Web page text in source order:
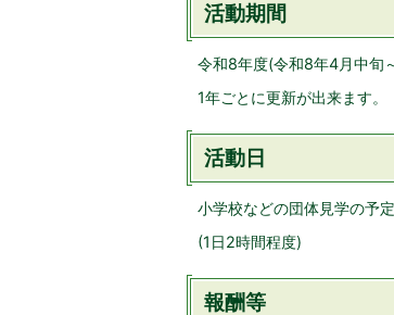
活動期間
令和8年度(令和8年4月中旬
1年ごとに更新が出来ます。
活動日
小学校などの団体見学の予
(1日2時間程度)
報酬等